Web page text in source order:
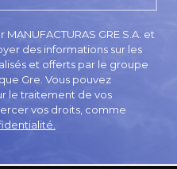
GRE S.A. et
des informations sur les
et offerts par le groupe
Gre. Vous pouvez
le traitement de vos
vos droits, comme